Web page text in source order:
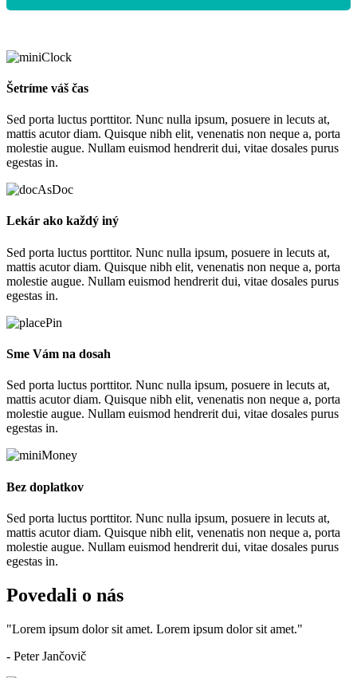
Šetríme váš čas
Sed porta luctus porttitor. Nunc nulla ipsum, posuere in lecuts at,
mattis acutor diam. Quisque nibh elit, venenatis non neque a, porta
molestie augue. Nullam euismod hendrerit dui, vitae dosales purus
egestas in.
Lekár ako každý iný
Sed porta luctus porttitor. Nunc nulla ipsum, posuere in lecuts at,
mattis acutor diam. Quisque nibh elit, venenatis non neque a, porta
molestie augue. Nullam euismod hendrerit dui, vitae dosales purus
egestas in.
Sme Vám na dosah
Sed porta luctus porttitor. Nunc nulla ipsum, posuere in lecuts at,
mattis acutor diam. Quisque nibh elit, venenatis non neque a, porta
molestie augue. Nullam euismod hendrerit dui, vitae dosales purus
egestas in.
Bez doplatkov
Sed porta luctus porttitor. Nunc nulla ipsum, posuere in lecuts at,
mattis acutor diam. Quisque nibh elit, venenatis non neque a, porta
molestie augue. Nullam euismod hendrerit dui, vitae dosales purus
egestas in.
Povedali o nás
"Lorem ipsum dolor sit amet. Lorem ipsum dolor sit amet."
- Peter Jančovič